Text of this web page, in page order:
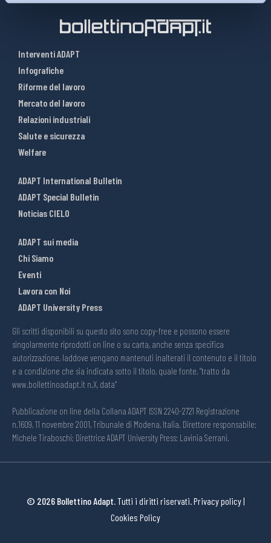
Interventi ADAPT
Infografiche
Riforme del lavoro
Mercato del lavoro
Relazioni industriali
Salute e sicurezza
Welfare
ADAPT International Bulletin
ADAPT Special Bulletin
Noticias CIELO
ADAPT sui media
Chi Siamo
Eventi
Lavora con Noi
ADAPT University Press
Gli scritti disponibili su questo sito sono copy-free e possono essere
singolarmente riprodotti on line o su carta, anche senza specifica
autorizzazione, laddove vengano mantenuti inalterati il contenuto e il titolo
e a condizione che sia indicata sotto il titolo, quale fonte, “tratto da
www.bollettinoadapt.it n.X, data“
Pubblicazione on line della Collana ADAPT ISSN 2240-2721 Registrazione
n.1609, 11 novembre 2001, Tribunale di Modena, Italia. Direttore responsabile:
Michele Tiraboschi; Direttrice ADAPT University Press: Lavinia Serrani.
© 2026 Bollettino Adapt.Tutti i diritti riservati.Privacy policy|
Cookies Policy